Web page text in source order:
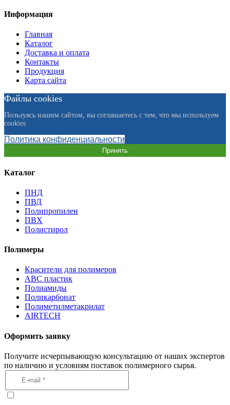
Информация
Главная
Каталог
Доставка и оплата
Контакты
Продукция
Карта сайта
Файлы cookies
Пользуясь нашим сайтом, вы соглашаетесь с тем, что мы используем
cookies
Политика конфиденциальности
Принять
Каталог
ПНД
ПВД
Полипропилен
ПВХ
Полистирол
Полимеры
Красители для полимеров
АВС пластик
Полиамиды
Поликарбонат
Полиметилметакрилат
AIRTECH
Оформить заявку
Получите исчерпывающую консультацию от наших экспертов
по наличию и условиям поставок полимерного сырья.